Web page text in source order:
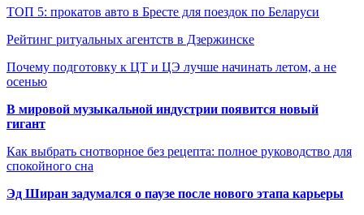
ТОП 5: прокатов авто в Бресте для поездок по Беларуси
Рейтинг ритуальных агентств в Дзержинске
Почему подготовку к ЦТ и ЦЭ лучше начинать летом, а не
осенью
В мировой музыкальной индустрии появится новый
гигант
Как выбрать снотворное без рецепта: полное руководство для
спокойного сна
Эд Ширан задумался о паузе после нового этапа карьеры